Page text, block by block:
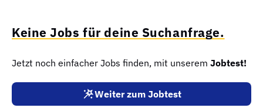
Keine Jobs für deine Suchanfrage.
Jetzt noch einfacher Jobs finden, mit unserem Jobtest!
Weiter zum Jobtest